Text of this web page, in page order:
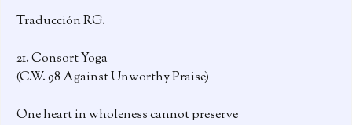
Traducción RG.
21. Consort Yoga
(C.W. 98 Against Unworthy Praise)
One heart in wholeness cannot preserve